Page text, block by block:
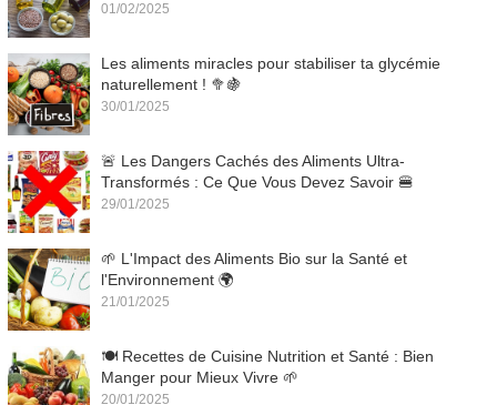
01/02/2025
Les aliments miracles pour stabiliser ta glycémie
naturellement ! 🥦🍇
30/01/2025
🚨 Les Dangers Cachés des Aliments Ultra-
Transformés : Ce Que Vous Devez Savoir 🍔
29/01/2025
🌱 L'Impact des Aliments Bio sur la Santé et
l'Environnement 🌍
21/01/2025
🍽️ Recettes de Cuisine Nutrition et Santé : Bien
Manger pour Mieux Vivre 🌱
20/01/2025